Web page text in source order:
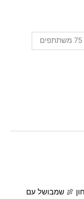
75 משתתפים
🍖 שמבושל עם